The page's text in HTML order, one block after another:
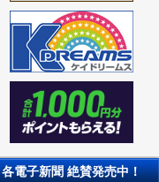
各電子新聞 絶賛発売中！